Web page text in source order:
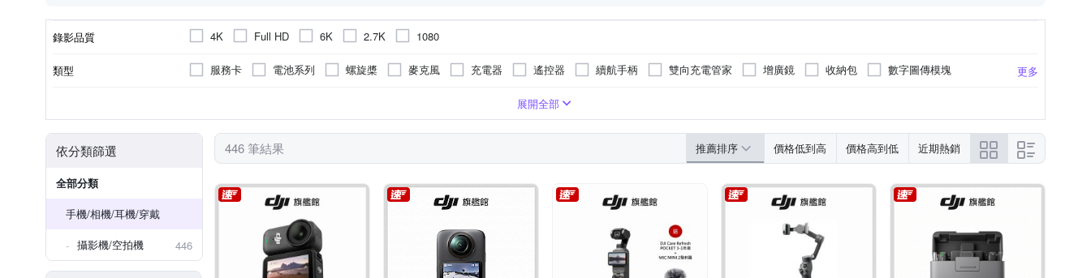
錄影品質 4K Full HD 6K 2.7K 1080
類型 更多
服務卡 電池系列 螺旋槳 麥克風 充電器 遙控器 續航手柄 雙向充電管家 增廣鏡 收納包
數字圖傳模塊
潛水配件套件
360度腕帶
保護罩/增高起落架 公路車配件套件 延長桿套件 折疊臂套件 車把夾 防水殼 防風毛套
配件組
延長桿
ND鏡套件
CCAE15LP1380T0
CCAH25LPD071T2
CCAQ24LP0050T1
CCAH25LP0430T7
CCAP19LP3760T3
microSDHCR39121
展開全部
依分類篩選
全部分類
手機/相機/耳機/穿戴
攝影機/空拍機
446
446 筆結果 推薦排序 價格低到高 價格高到低 近期熱銷